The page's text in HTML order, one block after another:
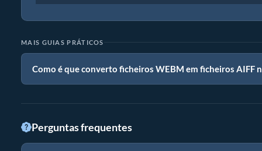
MAIS GUIAS PRÁTICOS
Como é que converto ficheiros WEBM em ficheiros AIFF
Perguntas frequentes